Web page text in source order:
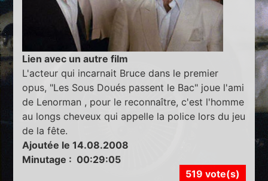
Lien avec un autre film
L'acteur qui incarnait Bruce dans le premier
opus, "Les Sous Doués passent le Bac" joue l'ami
de Lenorman , pour le reconnaître, c'est l'homme
au longs cheveux qui appelle la police lors du jeu
de la fête.
Ajoutée le 14.08.2008
Minutage : 00:29:05
519 vote(s)